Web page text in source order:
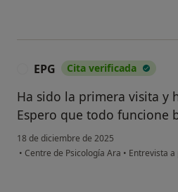
EPG Cita verificada
Ha sido la primera visita y
Espero que todo funcione
18 de diciembre de 2025
• Centre de Psicología Ara • Entrevista a